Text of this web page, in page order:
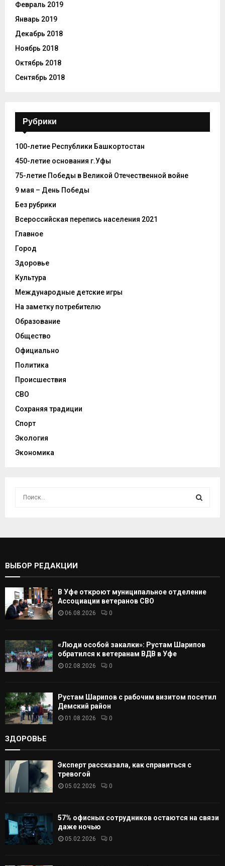
Февраль 2019
Январь 2019
Декабрь 2018
Ноябрь 2018
Октябрь 2018
Сентябрь 2018
Рубрики
100-летие Республики Башкортостан
450-летие основания г.Уфы
75-летие Победы в Великой Отечественной войне
9 мая – День Победы
Без рубрики
Всероссийская перепись населения 2021
Главное
Город
Здоровье
Культура
Международные детские игры
На заметку потребителю
Образование
Общество
Официально
Политика
Происшествия
СВО
Сохраняя традиции
Спорт
Экология
Экономика
С
А
ВЫБОР РЕДАКЦИИ
В Уфе откроют муниципальное отделение
Ассоциации ветеранов СВО
06.08.2026 0
«Люди особой закалки»: Рустам Шарипов
обратился к ветеранам ВДВ в Уфе
02.08.2026 0
Рустам Шарипов с рабочим визитом посетил
Демский район
01.08.2026 0
ЗДОРОВЬЕ
Эксперт рассказала, как справиться с
тревогой
05.02.2026 0
57% офисных сотрудников остаются на связи
даже ночью
05.02.2026 0